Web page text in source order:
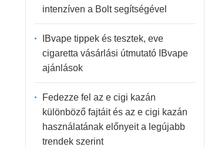
intenzíven a Bolt segítségével
IBvape tippek és tesztek, eve
cigaretta vásárlási útmutató IBvape
ajánlások
Fedezze fel az e cigi kazán
különböző fajtáit és az e cigi kazán
használatának előnyeit a legújabb
trendek szerint